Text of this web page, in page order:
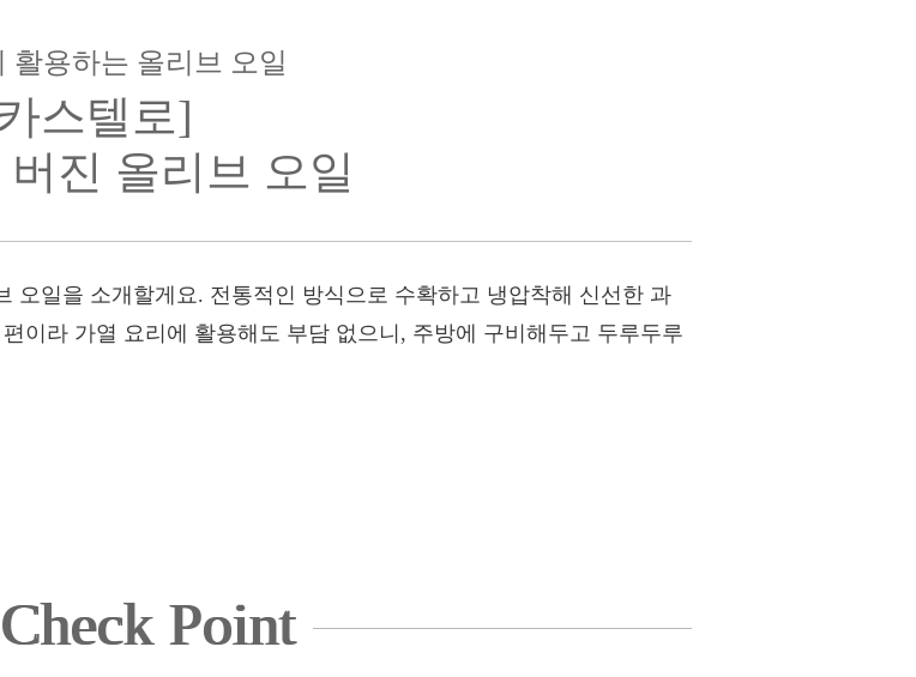
활용하는 올리브 오일
스텔로]
진 올리브 오일
오일을 소개할게요. 전통적인 방식으로 수확하고 냉압착해 신선한 과
이라 가열 요리에 활용해도 부담 없으니, 주방에 구비해두고 두루두루
Point